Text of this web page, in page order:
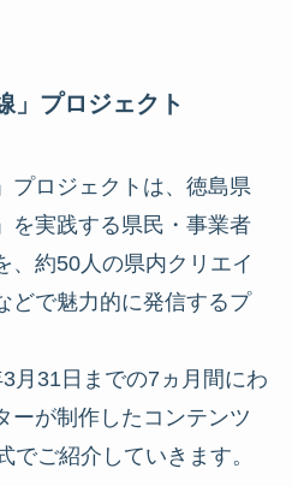
」プロジェクト
プロジェクトは、徳島県
を実践する県民・事業者
、約50人の県内クリエイ
どで魅力的に発信するプ
月31日までの7ヵ月間にわ
ーが制作したコンテンツ
でご紹介していきます。